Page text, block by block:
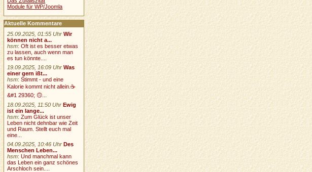
Module für WP/Joomla
Aktuelle Kommentare
25.09.2025, 01:55 Uhr Wir
können nicht a...
hsm:Oft ist es besser etwas
zu lassen, auch wenn man
es tun könnte....
19.09.2025, 16:09 Uhr Was
einer gern ißt...
hsm:Stimmt - und eine
Kalorie kommt nicht allein.☕
&#1 29360; 🙃...
18.09.2025, 11:50 Uhr Ewig
ist ein lange...
hsm:Zum Glück ist unser
Leben nicht dehnbar wie Zeit
und Raum. Stellt euch mal
eine...
04.09.2025, 10:46 Uhr Des
Menschen Leben...
hsm:Und manchmal kann
das Leben ein ganz schönes
Arschloch sein....